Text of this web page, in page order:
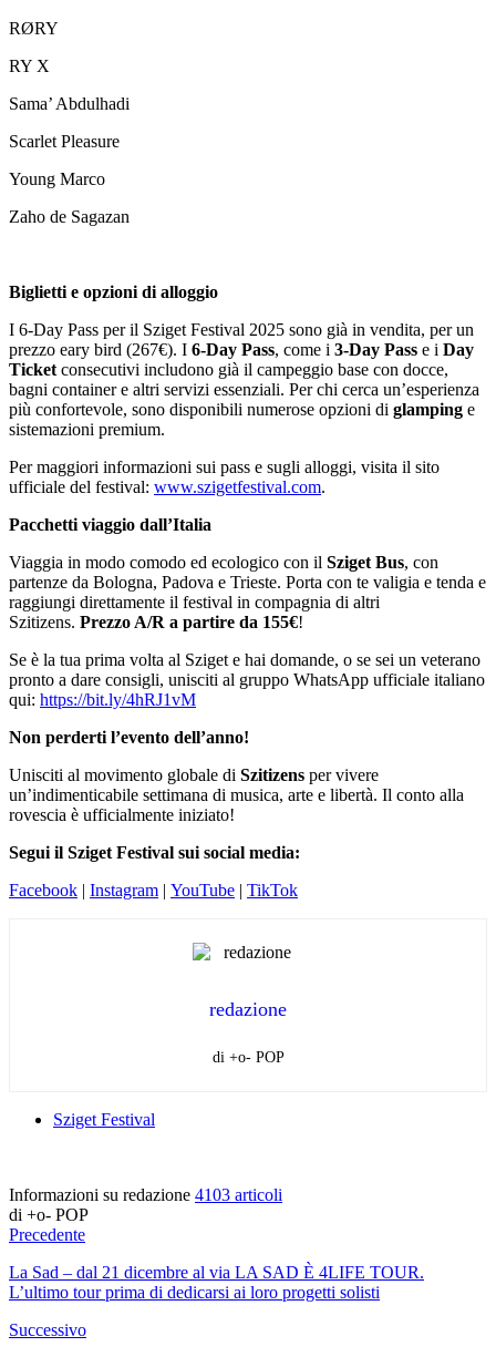
RØRY
RY X
Sama’ Abdulhadi
Scarlet Pleasure
Young Marco
Zaho de Sagazan
Biglietti e opzioni di alloggio
I 6-Day Pass per il Sziget Festival 2025 sono già in vendita, per un
prezzo eary bird (267€). I 6-Day Pass, come i 3-Day Pass e i Day
Ticket consecutivi includono già il campeggio base con docce,
bagni container e altri servizi essenziali. Per chi cerca un’esperienza
più confortevole, sono disponibili numerose opzioni di glamping e
sistemazioni premium.
Per maggiori informazioni sui pass e sugli alloggi, visita il sito
ufficiale del festival: www.szigetfestival.com.
Pacchetti viaggio dall’Italia
Viaggia in modo comodo ed ecologico con il Sziget Bus, con
partenze da Bologna, Padova e Trieste. Porta con te valigia e tenda e
raggiungi direttamente il festival in compagnia di altri
Szitizens. Prezzo A/R a partire da 155€!
Se è la tua prima volta al Sziget e hai domande, o se sei un veterano
pronto a dare consigli, unisciti al gruppo WhatsApp ufficiale italiano
qui: https://bit.ly/4hRJ1vM
Non perderti l’evento dell’anno!
Unisciti al movimento globale di Szitizens per vivere
un’indimenticabile settimana di musica, arte e libertà. Il conto alla
rovescia è ufficialmente iniziato!
Segui il Sziget Festival sui social media:
Facebook | Instagram | YouTube | TikTok
redazione
di +o- POP
Sziget Festival
Informazioni su redazione 4103 articoli
di +o- POP
Precedente
La Sad – dal 21 dicembre al via LA SAD È 4LIFE TOUR.
L’ultimo tour prima di dedicarsi ai loro progetti solisti
Successivo